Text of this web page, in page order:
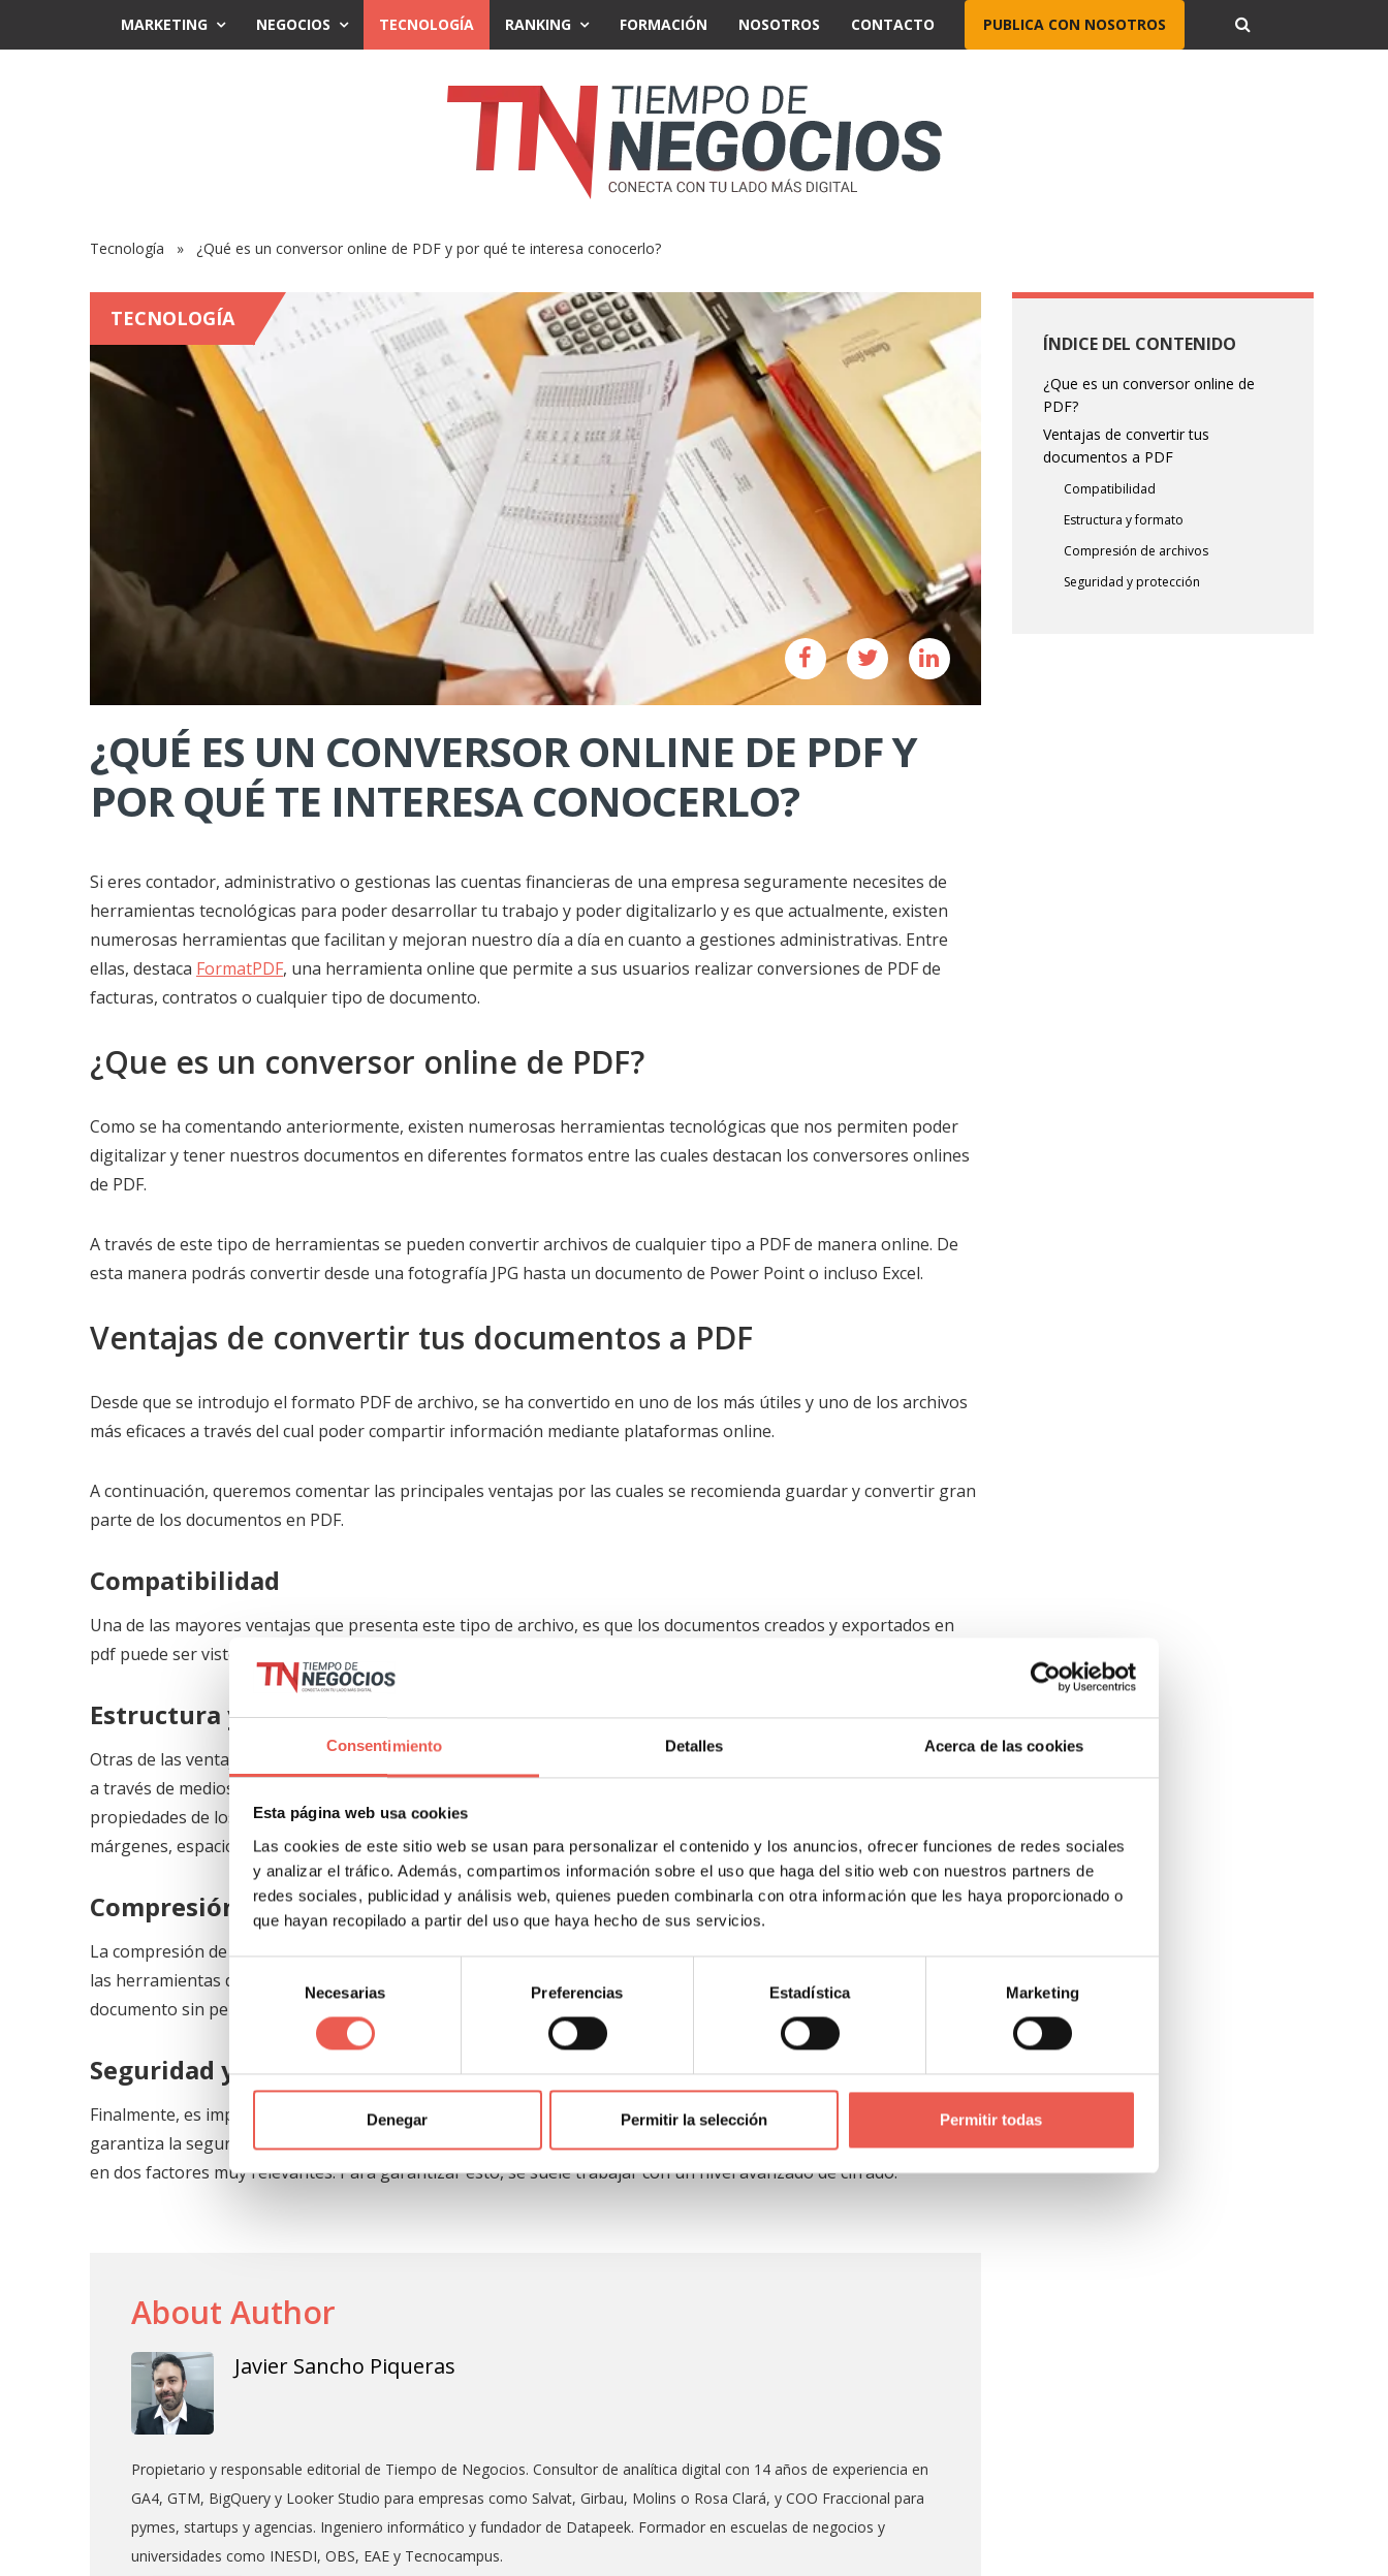
Consentimiento Detalles Acerca de las cookies
Esta página web usa cookies
Las cookies de este sitio web se usan para personalizar el contenido y los anuncios, ofrecer funciones de redes sociales
y analizar el tráfico. Además, compartimos información sobre el uso que haga del sitio web con nuestros partners de
redes sociales, publicidad y análisis web, quienes pueden combinarla con otra información que les haya proporcionado o
que hayan recopilado a partir del uso que haya hecho de sus servicios.
consentimiento
Necesarias Preferencias Estadística Marketing
Denegar Permitir la selección Permitir todas
MARKETING NEGOCIOS TECNOLOGÍA RANKING FORMACIÓN NOSOTROS CONTACTO PUBLICA CON NOSOTROS
Tecnología » ¿Qué es un conversor online de PDF y por qué te interesa conocerlo?
TECNOLOGÍA
¿QUÉ ES UN CONVERSOR ONLINE DE PDF Y
POR QUÉ TE INTERESA CONOCERLO?
Si eres contador, administrativo o gestionas las cuentas financieras de una empresa seguramente necesites de
herramientas tecnológicas para poder desarrollar tu trabajo y poder digitalizarlo y es que actualmente, existen
numerosas herramientas que facilitan y mejoran nuestro día a día en cuanto a gestiones administrativas. Entre
ellas, destaca FormatPDF, una herramienta online que permite a sus usuarios realizar conversiones de PDF de
facturas, contratos o cualquier tipo de documento.
¿Que es un conversor online de PDF?
Como se ha comentando anteriormente, existen numerosas herramientas tecnológicas que nos permiten poder
digitalizar y tener nuestros documentos en diferentes formatos entre las cuales destacan los conversores onlines
de PDF.
A través de este tipo de herramientas se pueden convertir archivos de cualquier tipo a PDF de manera online. De
esta manera podrás convertir desde una fotografía JPG hasta un documento de Power Point o incluso Excel.
Ventajas de convertir tus documentos a PDF
Desde que se introdujo el formato PDF de archivo, se ha convertido en uno de los más útiles y uno de los archivos
más eficaces a través del cual poder compartir información mediante plataformas online.
A continuación, queremos comentar las principales ventajas por las cuales se recomienda guardar y convertir gran
parte de los documentos en PDF.
Compatibilidad
Una de las mayores ventajas que presenta este tipo de archivo, es que los documentos creados y exportados en
pdf puede ser visto prácticamente en cualquier sistema operativo ya sea por ejemplo Windows o Mac.
Estructura y formato
Otras de las ventajas más significativas es que cuando conviertes y posteriormente compartes documentos en pdf
a través de medios onlines como un correo electrónico, la estructura, el formato y lo más importante, las
propiedades de los documentos quedan registradas. De esta manera, se evita que no se produzcan cambios de
márgenes, espacios, colores u otras características técnicas del documento.
Compresión de archivos
La compresión de archivos también se ha convertido en uno de los grandes beneficios del formato pdf. Muchas de
las herramientas de conversión tienen integrada esta función ya que se permite reducir bastante el tamaño del
documento sin perder gran calidad.
Seguridad y protección
Finalmente, es importante comentar que en el caso de utilizar herramientas de conversión de documento se
garantiza la seguridad del documento y del contenido de este ya que la seguridad y la protección se ha convertido
en dos factores muy relevantes. Para garantizar esto, se suele trabajar con un nivel avanzado de cifrado.
ÍNDICE DEL CONTENIDO
¿Que es un conversor online de
PDF?
Ventajas de convertir tus
documentos a PDF
Compatibilidad
Estructura y formato
Compresión de archivos
Seguridad y protección
About Author
Javier Sancho Piqueras
Propietario y responsable editorial de Tiempo de Negocios. Consultor de analítica digital con 14 años de experiencia en
GA4, GTM, BigQuery y Looker Studio para empresas como Salvat, Girbau, Molins o Rosa Clará, y COO Fraccional para
pymes, startups y agencias. Ingeniero informático y fundador de Datapeek. Formador en escuelas de negocios y
universidades como INESDI, OBS, EAE y Tecnocampus.